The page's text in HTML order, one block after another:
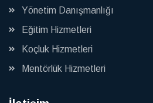
Yönetim Danışmanlığı
Eğitim Hizmetleri
Koçluk Hizmetleri
Mentörlük Hizmetleri